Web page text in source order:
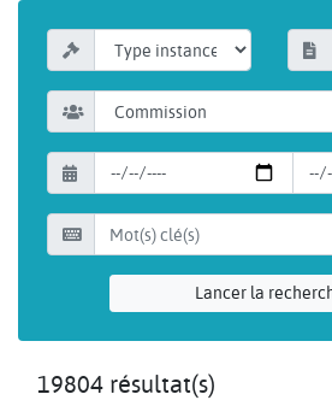
Lancer la
19804 résultat(s)